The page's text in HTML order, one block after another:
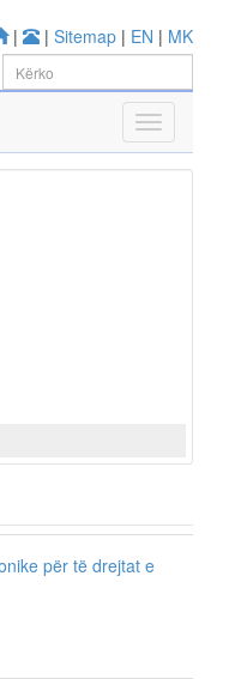
| | Sitemap | EN | MK
për të drejtat e